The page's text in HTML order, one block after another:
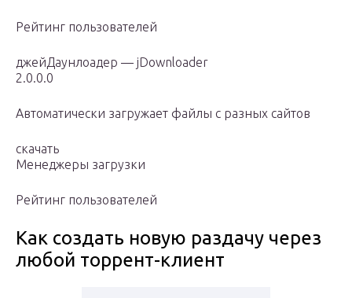
Рейтинг пользователей
джейДаунлоадер — jDownloader
2.0.0.0
Автоматически загружает файлы с разных сайтов
скачать
Менеджеры загрузки
Рейтинг пользователей
Как создать новую раздачу через
любой торрент-клиент